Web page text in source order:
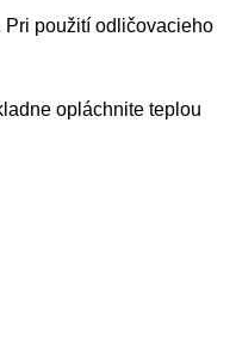
Pri použití odličovacieho
opláchnite teplou